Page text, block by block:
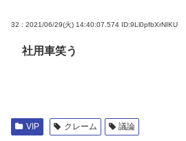
32 : 2021/06/29(火) 14:40:07.574 ID:9Ll0pfbXrNIKU
社用車笑う
VIP クレーム 議論